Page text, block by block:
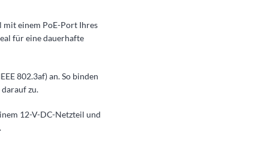
mit einem PoE-Port Ihres
für eine dauerhafte
802.3af) an. So binden
zu.
12-V-DC-Netzteil und